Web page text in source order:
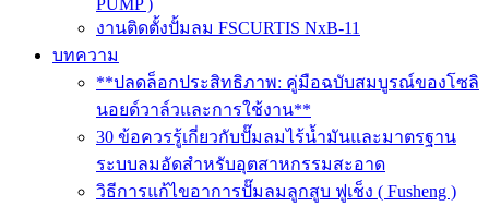
PUMP )
งานติดตั้งปั้มลม FSCURTIS NxB-11
บทความ
**ปลดล็อกประสิทธิภาพ: คู่มือฉบับสมบูรณ์ของโซลิ
นอยด์วาล์วและการใช้งาน**
30 ข้อควรรู้เกี่ยวกับปั๊มลมไร้น้ำมันและมาตรฐาน
ระบบลมอัดสำหรับอุตสาหกรรมสะอาด
วิธีการแก้ไขอาการปั๊มลมลูกสูบ ฟูเช็ง ( Fusheng )